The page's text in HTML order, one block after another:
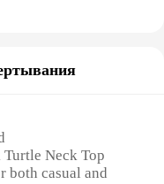
Neck Top
both casual and